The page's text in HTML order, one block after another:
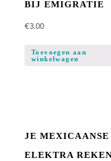
BIJ EMIGRATIE
€3.00
Toevoegen aan
winkelwagen
JE MEXICAANSE
ELEKTRA